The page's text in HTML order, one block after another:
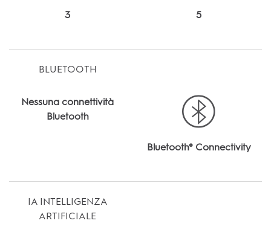
3 5
BLUETOOTH
Nessuna connettività
Bluetooth
Bluetooth® Connectivity
IA INTELLIGENZA
ARTIFICIALE